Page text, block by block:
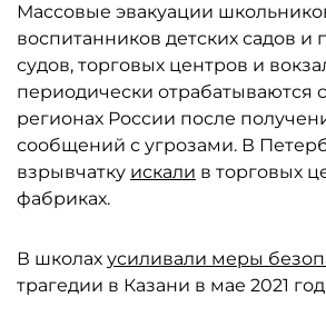
Массовые эвакуации
воспитанников детских садов и
судов, торговых центров и
периодически отрабатываются
регионах России после
сообщений с угрозами. В
взрывчатку искали в торговых
фабриках.
В школах усиливали меры
трагедии в Казани в мае 2021